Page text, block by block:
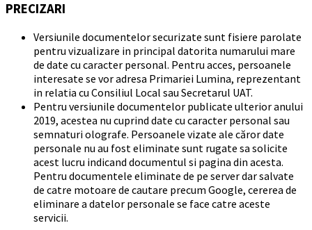
PRECIZARI
Versiunile documentelor securizate sunt fisiere parolate
pentru vizualizare in principal datorita numarului mare
de date cu caracter personal. Pentru acces, persoanele
interesate se vor adresa Primariei Lumina, reprezentant
in relatia cu Consiliul Local sau Secretarul UAT.
Pentru versiunile documentelor publicate ulterior anului
2019, acestea nu cuprind date cu caracter personal sau
semnaturi olografe. Persoanele vizate ale căror date
personale nu au fost eliminate sunt rugate sa solicite
acest lucru indicand documentul si pagina din acesta.
Pentru documentele eliminate de pe server dar salvate
de catre motoare de cautare precum Google, cererea de
eliminare a datelor personale se face catre aceste
servicii.